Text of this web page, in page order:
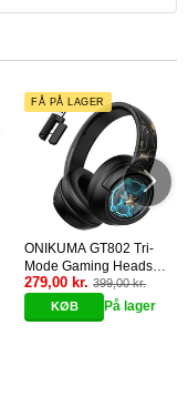
FÅ PÅ LAGER
ONIKUMA GT802 Tri-
Mode Gaming Headset
- Sort
279,00 kr.399,00 kr.
På lager